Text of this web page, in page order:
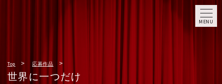
MENU
Top 応募作品
世界に一つだけ